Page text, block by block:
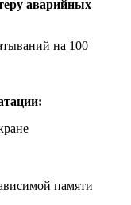
аварийных
на 100
памяти